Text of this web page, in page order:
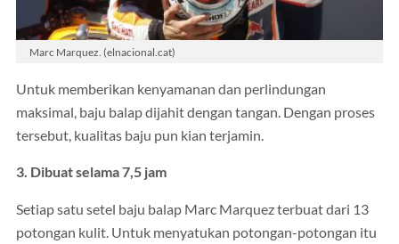
Marc Marquez. (elnacional.cat)
Untuk memberikan kenyamanan dan perlindungan
maksimal, baju balap dijahit dengan tangan. Dengan proses
tersebut, kualitas baju pun kian terjamin.
3. Dibuat selama 7,5 jam
Setiap satu setel baju balap Marc Marquez terbuat dari 13
potongan kulit. Untuk menyatukan potongan-potongan itu